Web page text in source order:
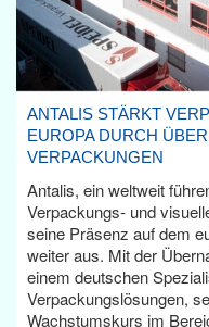
ANTALIS STÄRKT
EUROPA DURCH
VERPACKUNGEN
Antalis, ein weltweit
Verpackungs- und
seine Präsenz auf dem
weiter aus. Mit der
einem deutschen
Verpackungslösungen,
Wachstumskurs im